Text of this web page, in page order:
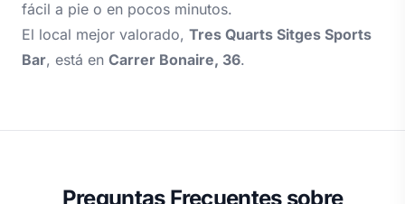
fácil a pie o en pocos minutos.
El local mejor valorado, Tres Quarts Sitges Sports
Bar, está en Carrer Bonaire, 36.
Preguntas Frecuentes sobre